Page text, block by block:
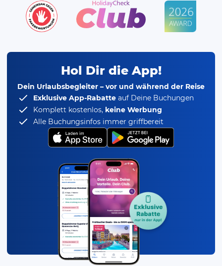
Hol Dir die App!
Dein Urlaubsbegleiter – vor und während der Reise
Exklusive App-Rabatte auf Deine Buchungen
Komplett kostenlos, keine Werbung
Alle Buchungsinfos immer griffbereit